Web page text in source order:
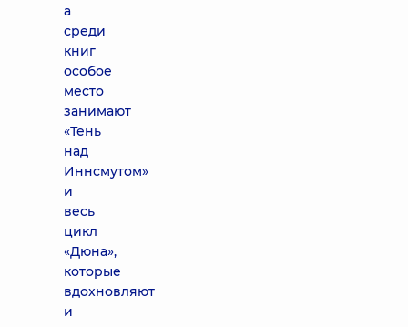
а
среди
книг
особое
место
занимают
«Тень
над
Иннсмутом»
и
весь
цикл
«Дюна»,
которые
вдохновляют
и